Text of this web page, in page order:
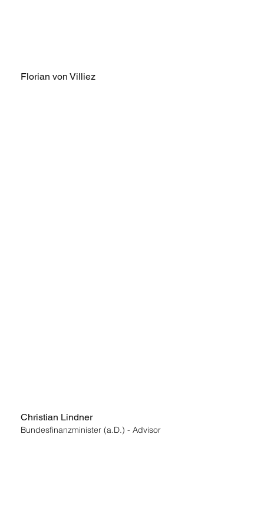
Florian von Villiez
Christian Lindner
Bundesfinanzminister (a.D.) - Advisor